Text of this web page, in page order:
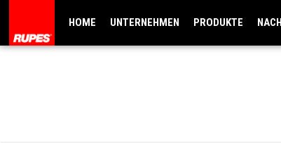
HOME UNTERNEHMEN PRODUKTE